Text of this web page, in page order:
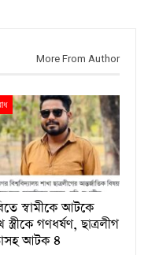
More From Author
স্বামীকে আটকে
স্ত্রীকে গণধর্ষণ, ছাত্রলীগ
আটক ৪